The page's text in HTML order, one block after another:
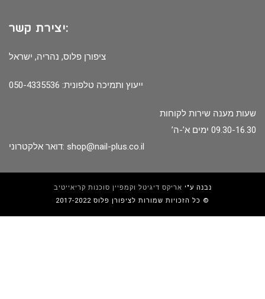
יצירת קשר:
ציפורן פלוס, נהריה, ישראל
ייעוץ ותמיכה טלפונית: 050-4335536
שעות מענה שירות לקוחות
09.30-16.30 ימים א’-ה’
דואר אלקטרוני: shop@nail-plus.co.il
נבנה ע"י אריקס דיגיטל וקמפיין סוכנות קריאייטיב
כל הזכויות שמורות לציפורן פלוס 2017-2022 ©